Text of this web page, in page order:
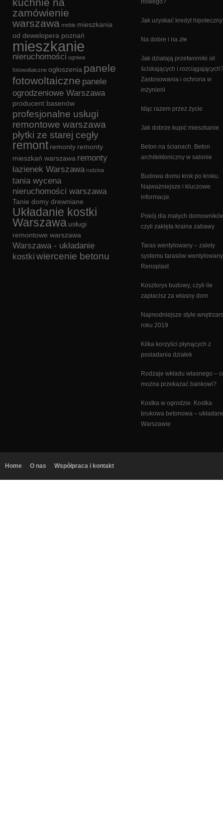
zamówienie
warszawa meble mieszkania
od dewelopera poznań
mieszkanie
nieruchomości ogniwa
fotowoltaiczne ogłoszenia panele
fotowoltaiczne panele
ogrodzeniowe Warszawa
producent basenów
profesjonalne usługi
remontowe warszawa
płytki ze starej cegły
remont remonty remonty
mieszkań warszawa remonty
łazienek Warszawa rodzina
tania wycena
nieruchomości warszawa
Tanie domy drewniane
Układanie kostki
Warszawa usługi
remontowe warszawa
Warszawa - układanie
kostki wiercenie betonu
nowego?
Jak uzyskać kredyt
Na dobre i na złe
Jak działają przetworniki sił
ściskających i
Zastosowania i ochrona w
inżynierii
Idąc razem przez życie
Jak dobrze kupić mieszkanie
Beton na ścianach. Beton
architektoniczny w salonie
Budowa domu krok po kroku.
Najważniejsze i kluczowe
informacje.
Pokój dla małych
czyli zaklęta kraina zabawy
Taras wentylowany – zalety
systemu tarasów
Renoplast
Kosztorys budowy, czyli ile
zapłacisz za własny dom
Najmodniejsze style
roku 2019
Kilka korzyści płynących z
posiadania działek
Rodzaje wkładu własnego –
można przekazać bankowi?
Kostka w ogrodzie. Kostka
brukowa betonowa –
Warszawie
Home O nas Współpraca i kontakt